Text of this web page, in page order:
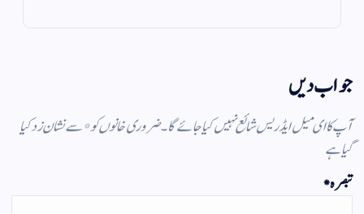
جواب دیں
آپ کا ای میل ایڈریس شائع نہیں کیا جائے گا۔ضروری خانوں کو*سے نشان زد کیا
گیا ہے
تبصرہ*